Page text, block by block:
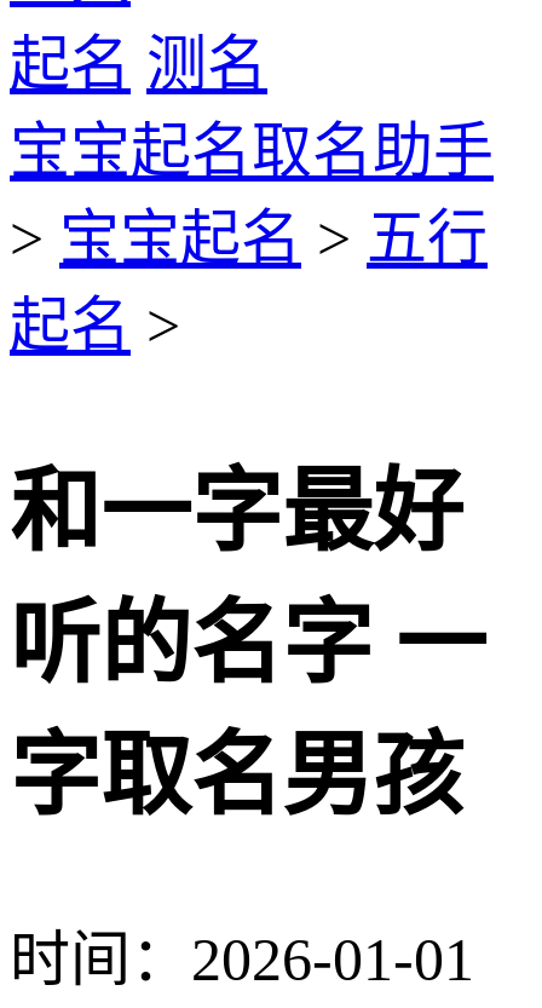
起名 测名
宝宝起名取名助手
> 宝宝起名 > 五行
起名 >
和一字最好
听的名字 一
字取名男孩
时间：2026-01-01